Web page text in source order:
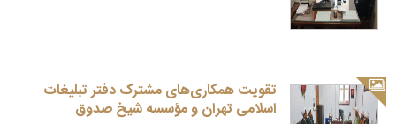
تقویت همکاری‌های مشترک دفتر تبلیغات
اسلامی تهران و مؤسسه شیخ صدوق